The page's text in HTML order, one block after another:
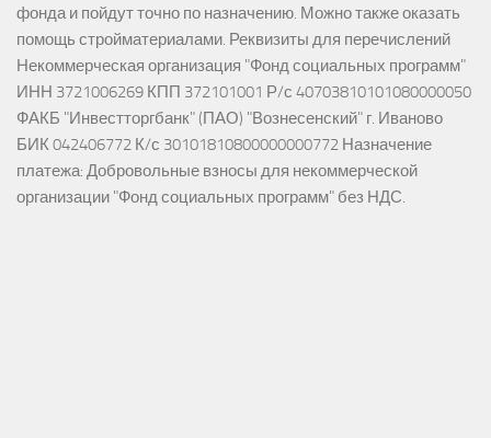
фонда и пойдут точно по назначению. Можно также оказать
помощь стройматериалами. Реквизиты для перечислений
Некоммерческая организация "Фонд социальных программ"
ИНН 3721006269 КПП 372101001 Р/с 40703810101080000050
ФАКБ "Инвестторгбанк" (ПАО) "Вознесенский" г. Иваново
БИК 042406772 К/с 30101810800000000772 Назначение
платежа: Добровольные взносы для некоммерческой
организации "Фонд социальных программ" без НДС.